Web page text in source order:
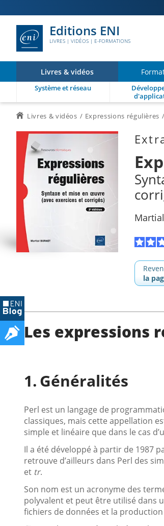
Editions ENI
LIVRES | VIDÉOS | E-FORMATIONS
Livres & vidéos
Système et réseau
Livres & vidéos Expressions régulières
Martial
la
Les expressions
Généralités
Perl est un langage de
classiques, mais cette appellation
simple et linéaire que dans le cas
Il a été développé à partir de 1987
retrouve d’ailleurs dans Perl des
et tr.
Son nom est un acronyme des
polyvalent et peut être utilisé dans
fichiers de données et la